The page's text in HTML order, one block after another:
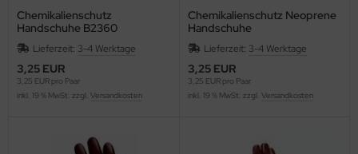
Chemikalienschutz
Handschuhe B2360
Lieferzeit: 3-4 Werktage
3,25 EUR
3,25 EUR pro Paar
inkl. 19 % MwSt. zzgl. Versandkosten
Chemikalienschutz Neoprene
Handschuhe
Lieferzeit: 3-4 Werktage
3,25 EUR
3,25 EUR pro Paar
inkl. 19 % MwSt. zzgl. Versandkosten